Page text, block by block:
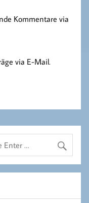
Kommentare via
via E-Mail.